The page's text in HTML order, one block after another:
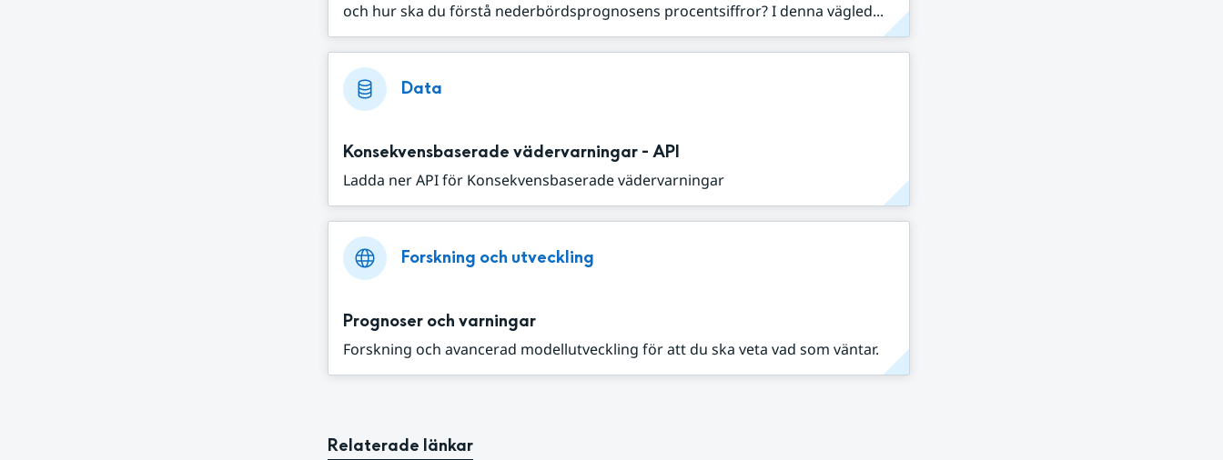
och hur ska du förstå nederbördsprognosens procentsiffror? I denna vägled...
Data
Konsekvensbaserade vädervarningar - API
Ladda ner API för Konsekvensbaserade vädervarningar
Forskning och utveckling
Prognoser och varningar
Forskning och avancerad modellutveckling för att du ska veta vad som väntar.
Relaterade länkar